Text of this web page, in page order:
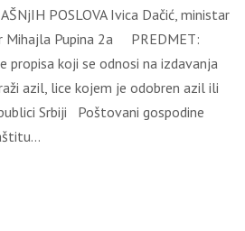
POSLOVA Ivica Dačić, ministar
Mihajla Pupina 2a PREDMET:
propisa koji se odnosi na izdavanja
azil, lice kojem je odobren azil ili
Srbiji Poštovani gospodine